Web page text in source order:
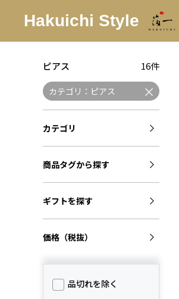
ピアス 16件
カテゴリ：ピアス
カテゴリ
商品タグから探す
ギフトを探す
価格（税抜）
品切れを除く